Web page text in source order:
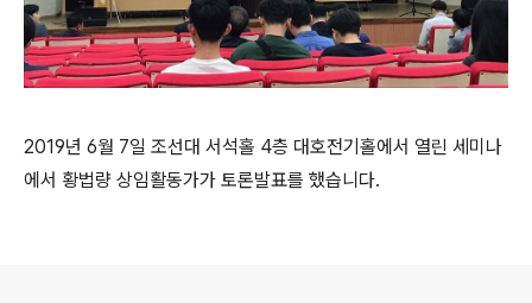
2019년 6월 7일 조선대 서석홀 4층 대호전기홀에서 열린 세미나
에서 황법량 상임활동가가 토론발표를 했습니다.